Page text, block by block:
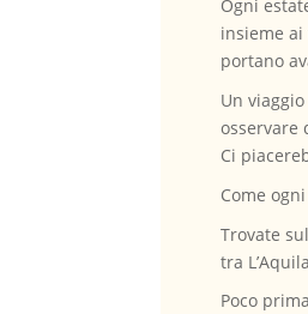
Ogni
insieme
portano
Un
osservare
Ci
Come
Trovate
tra
Poco